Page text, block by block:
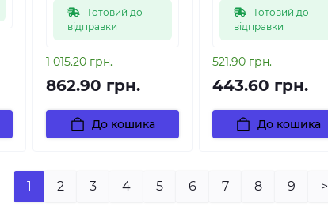
Готовий до
відправки
1 015.20 грн.
862.90 грн.
До кошика
Готовий до
відправки
521.90 грн.
443.60 грн.
До кошика
1 2 3 4 5 6 7 8 9 >